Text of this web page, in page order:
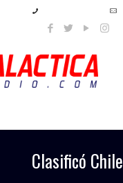
Clasificó Chile